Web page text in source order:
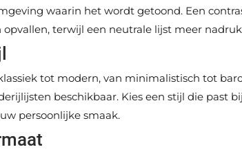
waarin het wordt getoond. Een
opvallen, terwijl een neutrale lijst meer
tot modern, van minimalistisch tot
beschikbaar. Kies een stijl die past
persoonlijke smaak.